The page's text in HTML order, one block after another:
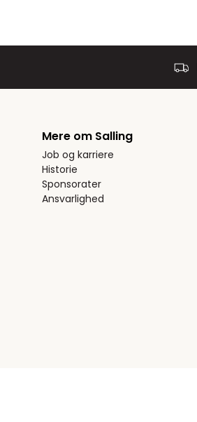
Mere om Salling
Job og karriere
Historie
Sponsorater
Ansvarlighed